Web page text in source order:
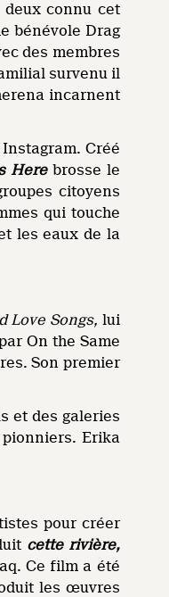
deux connu cet
bénévole Drag
des membres
survenu il
incarnent
Créé
Herebrosse le
citoyens
qui touche
les eaux de la
Love Songs, lui
On the Same
Son premier
et des galeries
Erika
pour créer
cette rivière,
Ce film a été
les œuvres